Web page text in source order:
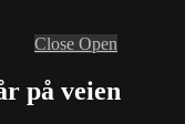
Close Open
på veien